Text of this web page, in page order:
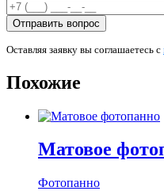
Оставляя заявку вы соглашаетесь с
Похожие
Матовое
Фотопанно